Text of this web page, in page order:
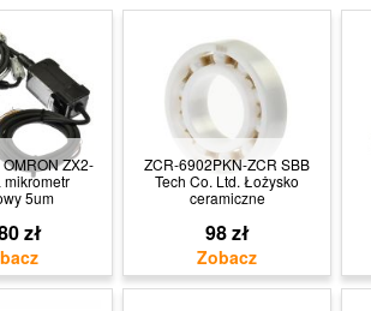
ZX2-
mikrometr
5um
zł
ZCR-6902PKN-ZCR SBB
Tech Co. Ltd. Łożysko
ceramiczne
98 zł